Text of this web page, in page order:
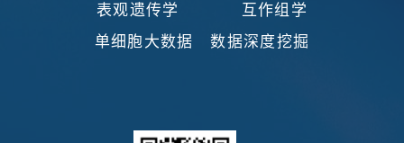
表观遗传学 互作组学
单细胞大数据 数据深度挖掘